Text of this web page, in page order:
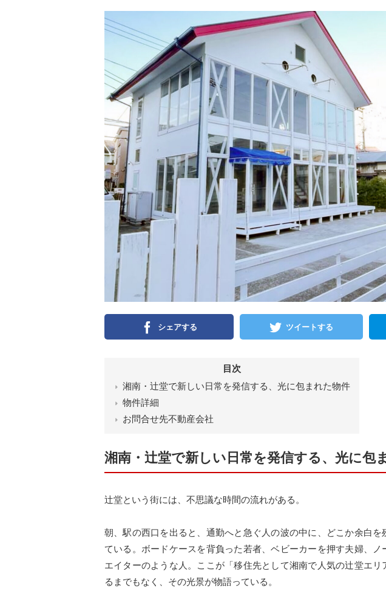
シェアする ツイートする
目次
湘南・辻堂で新しい日常を発信する、光に包まれた物件
物件詳細
お問合せ先不動産会社
湘南・辻堂で新しい日常を発信する、光に包
辻堂という街には、不思議な時間の流れがある。
朝、駅の西口を出ると、通勤へと急ぐ人の波の中に、どこか余白を
ている。ボードケースを背負った若者、ベビーカーを押す夫婦、ノ
エイターのような人。ここが「移住先として湘南で人気の辻堂エリ
るまでもなく、その光景が物語っている。